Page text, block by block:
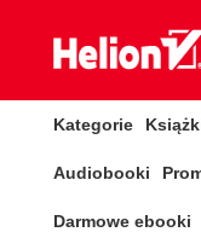
Kategorie
Audiobooki
Darmowe ebooki